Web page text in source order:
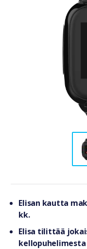
Elisan kautta
kk.
Elisa tilittää
kellopuhelimesta